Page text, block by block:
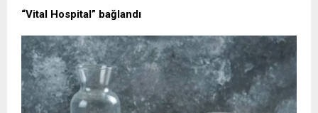
“Vital Hospital” bağlandı